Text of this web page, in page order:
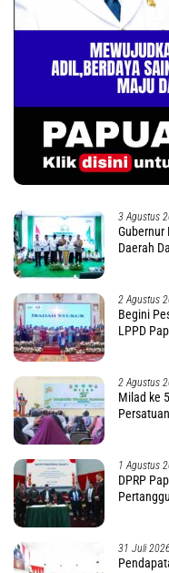
3 Agustus
Gubernur
Daerah
2 Agustus
Begini
LPPD
2 Agustus
Milad ke
1 Agustus
DPRP
31 Juli 2026